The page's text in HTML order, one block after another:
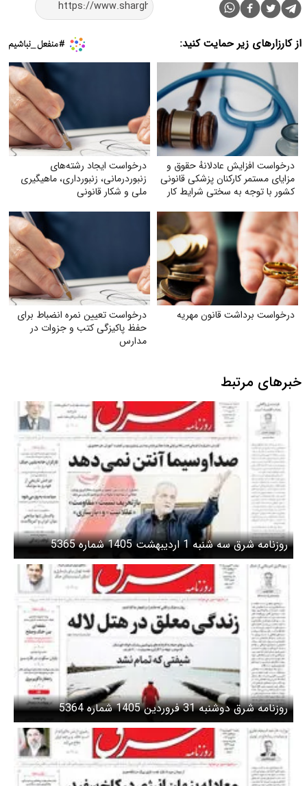
از کارزارهای زیر حمایت کنید:
درخواست افزایش عادلانهٔ حقوق و
مزایای مستمر کارکنان پزشکی قانونی
کشور با توجه به سختی شرایط کار
درخواست ایجاد رشته‌های
زنبوردرمانی، زنبورداری، ماهیگیری
ملی و شکار قانونی
درخواست برداشت قانون مهریه
درخواست تعیین نمره انضباط برای
حفظ پاکیزگی کتب و جزوات در
مدارس
خبرهای مرتبط
روزنامه شرق سه شنبه 1 اردیبهشت 1405 شماره 5365
روزنامه شرق دوشنبه 31 فروردین 1405 شماره 5364